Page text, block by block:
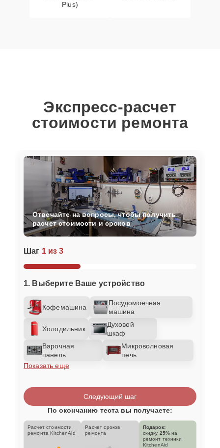
Plus)
Экспресс-расчет
стоимости ремонта
Шаг 1 из 3
1. Выберите Ваше устройство
Кофемашина
Посудомоечная
машина
Холодильник
Духовой
шкаф
Варочная
панель
Микроволновая
печь
Показать еще
Отвечайте на вопросы, чтобы получить
расчет стоимости и сроков
Следующий шаг
По окончанию теста вы получаете:
Расчет стоимости
ремонта KitchenAid
Расчет сроков
ремонта
Подарок:
скидку 25% на
ремонт техники
KitchenAid